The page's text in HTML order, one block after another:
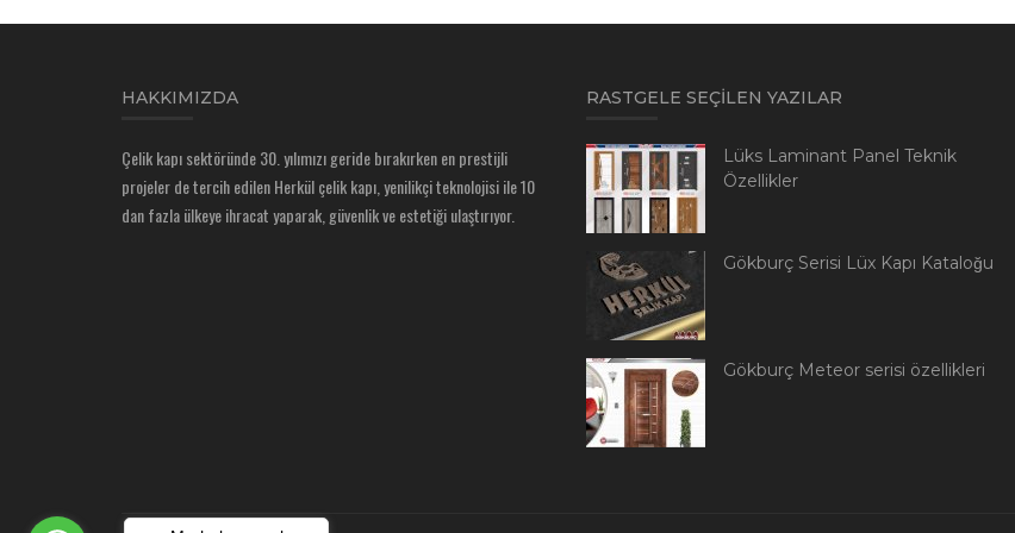
HAKKIMIZDA
Çelik kapı sektöründe 30. yılımızı geride bırakırken en prestijli
projeler de tercih edilen Herkül çelik kapı, yenilikçi teknolojisi ile 10
dan fazla ülkeye ihracat yaparak, güvenlik ve estetiği ulaştırıyor.
RASTGELE SEÇILEN YAZILAR
Lüks Laminant Panel Teknik
Özellikler
Gökburç Serisi Lüx Kapı Kataloğu
Gökburç Meteor serisi özellikleri